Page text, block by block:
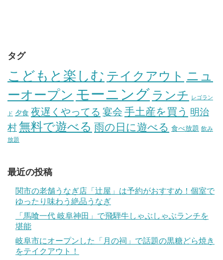
タグ
こどもと楽しむ テイクアウト ニュ
ーオープン モーニング ランチ レゴラン
ド 夕食 夜遅くやってる 宴会 手土産を買う 明治
村無料で遊べる 雨の日に遊べる 食べ放題 飲み
放題
最近の投稿
関市の老舗うなぎ店「辻屋」は予約がおすすめ！個室で
ゆったり味わう絶品うなぎ
「馬喰一代 岐阜神田」で飛騨牛しゃぶしゃぶランチを
堪能
岐阜市にオープンした「月の祠」で話題の黒糖どら焼き
をテイクアウト！